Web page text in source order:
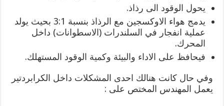
يحول الوقود الى رذاذ.
يدمج هواء الاوكسجين مع الرذاذ بنسبة 3:1 بحيث يولد
عملية انفجار في السلندرات (الاسطوانات) داخل
المحرك.
فيحافظ على الاداء والبيئة وكمية الوقود المستهلك.
وفي حال كانت هنالك احدى المشكلات داخل الكرابردتير
يعمل المهندس المختص على :